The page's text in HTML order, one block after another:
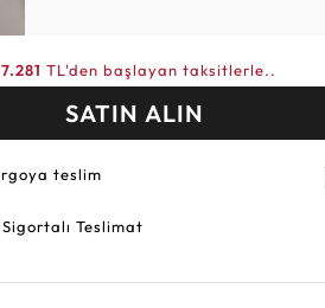
TL'den başlayan taksitlerle..
SATIN ALIN
teslim
Teslimat